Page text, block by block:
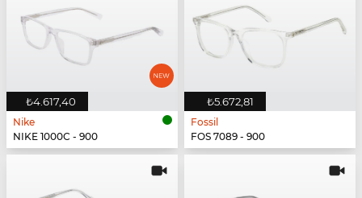
₺4.617,40
Nike
NIKE 1000C - 900
₺5.672,81
Fossil
FOS 7089 - 900